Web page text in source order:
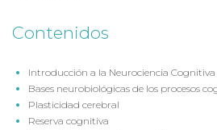
Contenidos
Introducción a la Neurociencia Cognitiva
Bases neurobiológicas de los procesos
Plasticidad cerebral
Reserva cognitiva